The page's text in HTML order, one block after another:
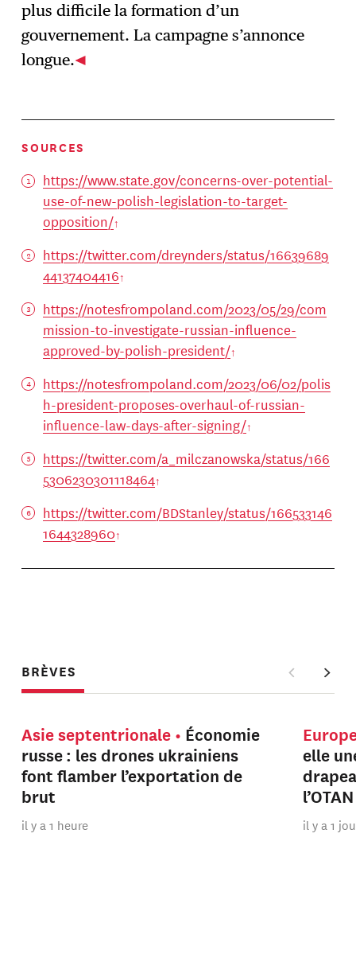
plus difficile la formation d’un
gouvernement. La campagne s’annonce
longue.
SOURCES
https://www.state.gov/concerns-over-potential-
use-of-new-polish-legislation-to-target-
opposition/
https://twitter.com/dreynders/status/16639689
44137404416
https://notesfrompoland.com/2023/05/29/com
mission-to-investigate-russian-influence-
approved-by-polish-president/
https://notesfrompoland.com/2023/06/02/polis
h-president-proposes-overhaul-of-russian-
influence-law-days-after-signing/
https://twitter.com/a_milczanowska/status/166
5306230301118464
https://twitter.com/BDStanley/status/166533146
1644328960
BRÈVES
Asie septentrionale
Économie
russe : les drones ukrainiens
font flamber l’exportation de
brut
il y a 1 heure
elle
il y a 1